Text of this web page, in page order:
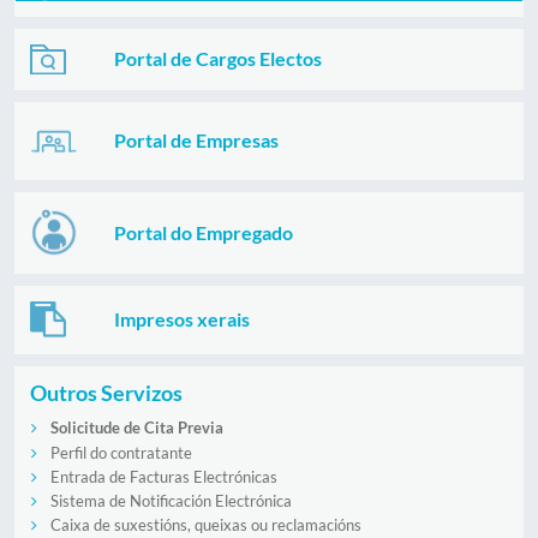
Portal de Cargos Electos
Portal de Empresas
Portal do Empregado
Impresos xerais
Outros Servizos
Solicitude de Cita Previa
Perfil do contratante
Entrada de Facturas Electrónicas
Sistema de Notificación Electrónica
Caixa de suxestións, queixas ou reclamacións